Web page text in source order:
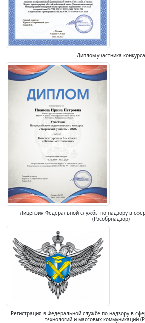
Диплом участника конкурса
Лицензия Федеральной службы по надзору в
(Рособрнадзор)
Регистрация в Федеральной службе по надзору в
технологий и массовых коммуникаций